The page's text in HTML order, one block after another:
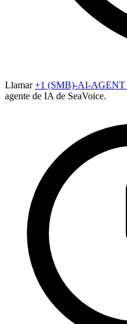
Llamar+1 (SMB)-AI-AGENT
agente de IA de SeaVoice.